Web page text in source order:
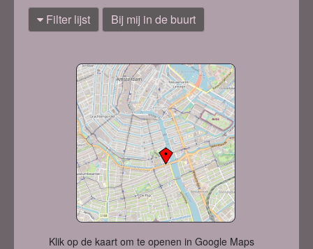
Filter lijst Bij mij in de buurt
Klik op de kaart om te openen in Google Maps